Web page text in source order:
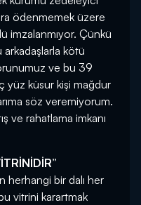
ödenmemek üzere
imzalanmıyor. Çünkü
arkadaşlarla kötü
ve bu 39
yüz küsur kişi mağdur
söz veremiyorum.
ve rahatlama imkanı
herhangi bir dalı her
vitrini karartmak